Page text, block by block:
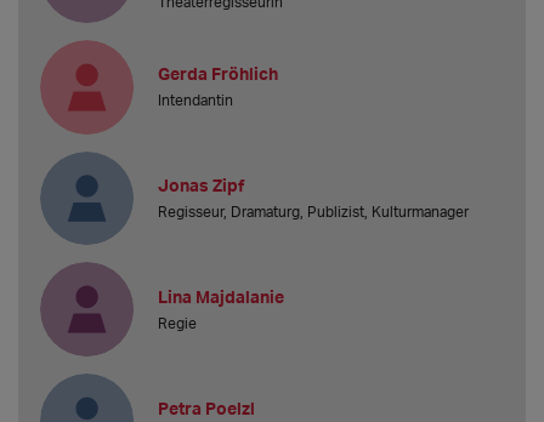
Gerda Fröhlich
Intendantin
Jonas Zipf
Regisseur, Dramaturg, Publizist, Kulturmanager
Lina Majdalanie
Regie
Petra Poelzl